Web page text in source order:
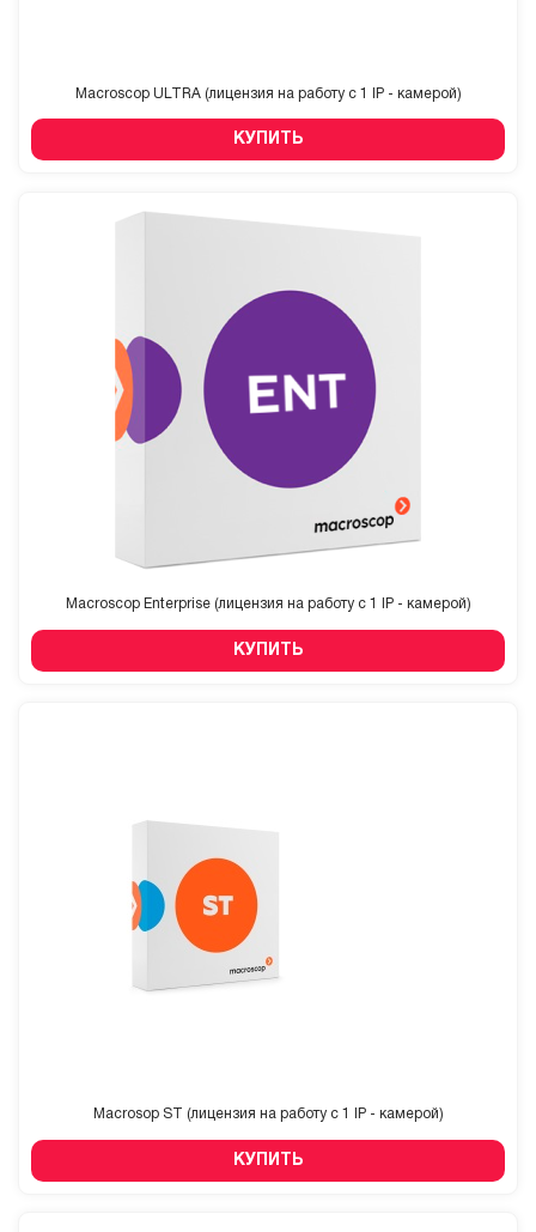
Macroscop ULTRA (лицензия на работу с 1 IP - камерой)
КУПИТЬ
Macroscop Enterprise (лицензия на работу с 1 IP - камерой)
КУПИТЬ
Macrosop ST (лицензия на работу с 1 IP - камерой)
КУПИТЬ